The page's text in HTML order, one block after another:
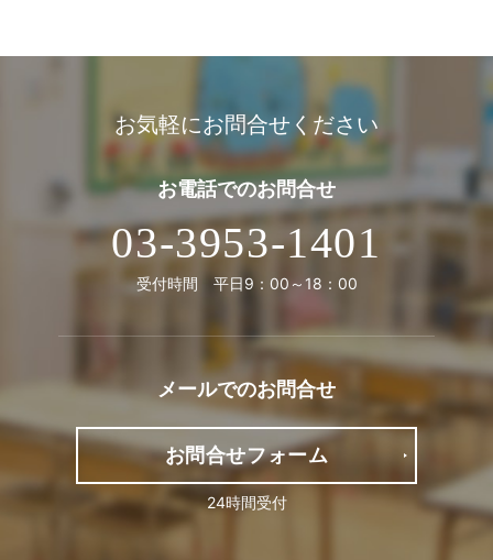
お気軽にお問合せください
お電話でのお問合せ
03-3953-1401
受付時間 平日9：00～18：00
メールでのお問合せ
お問合せフォーム
24時間受付